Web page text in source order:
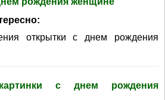
открытки с днем рождения
с днем рождения